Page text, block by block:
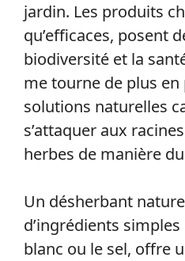
jardin. Les produits
qu’efficaces, posent
biodiversité et la
me tourne de plus en
solutions naturelles
s’attaquer aux
herbes de manière
Un désherbant
d’ingrédients
blanc ou le sel, offre